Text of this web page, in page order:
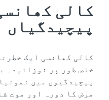
کالی
پیچیدگیاں
کالی کھانسی ایک
خاص طور پر نوزائیدہ
پیچیدگیوں میں
مرض کا دورہ اور موت